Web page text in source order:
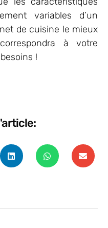
variables d’un
de cuisine le mieux
à votre
!